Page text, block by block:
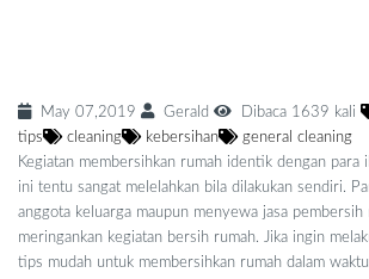
May 07,2019 Gerald Dibaca 1639 kali
tips
cleaning kebersihan
general cleaning
Kegiatan membersihkan rumah identik dengan para
ini tentu sangat melelahkan bila dilakukan sendiri.
anggota keluarga maupun menyewa jasa pembersih
meringankan kegiatan bersih rumah. Jika ingin
tips mudah untuk membersihkan rumah dalam